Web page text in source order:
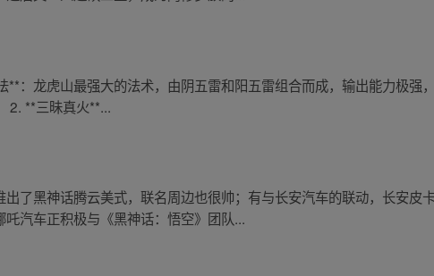
**：龙虎山最强大的法术，由阴五雷和阳五雷组合而成，输出能力极强
2. **三昧真火**...
出了黑神话腾云美式，联名周边也很帅；有与长安汽车的联动，长安皮
汽车正积极与《黑神话：悟空》团队...